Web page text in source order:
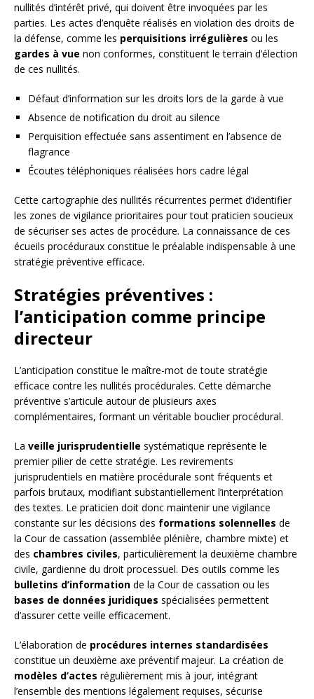
nullités d’intérêt privé, qui doivent être invoquées par les
parties. Les actes d’enquête réalisés en violation des droits de
la défense, comme les perquisitions irrégulières ou les
gardes à vue non conformes, constituent le terrain d’élection
de ces nullités.
Défaut d’information sur les droits lors de la garde à vue
Absence de notification du droit au silence
Perquisition effectuée sans assentiment en l’absence de
flagrance
Écoutes téléphoniques réalisées hors cadre légal
Cette cartographie des nullités récurrentes permet d’identifier
les zones de vigilance prioritaires pour tout praticien soucieux
de sécuriser ses actes de procédure. La connaissance de ces
écueils procéduraux constitue le préalable indispensable à une
stratégie préventive efficace.
Stratégies préventives :
l’anticipation comme principe
directeur
L’anticipation constitue le maître-mot de toute stratégie
efficace contre les nullités procédurales. Cette démarche
préventive s’articule autour de plusieurs axes
complémentaires, formant un véritable bouclier procédural.
La veille jurisprudentielle systématique représente le
premier pilier de cette stratégie. Les revirements
jurisprudentiels en matière procédurale sont fréquents et
parfois brutaux, modifiant substantiellement l’interprétation
des textes. Le praticien doit donc maintenir une vigilance
constante sur les décisions des formations solennelles de
la Cour de cassation (assemblée plénière, chambre mixte) et
des chambres civiles, particulièrement la deuxième chambre
civile, gardienne du droit processuel. Des outils comme les
bulletins d’information de la Cour de cassation ou les
bases de données juridiques spécialisées permettent
d’assurer cette veille efficacement.
L’élaboration de procédures internes standardisées
constitue un deuxième axe préventif majeur. La création de
modèles d’actes régulièrement mis à jour, intégrant
l’ensemble des mentions légalement requises, sécurise